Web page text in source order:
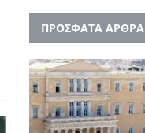
ΠΡΟΣΦΑΤΑ ΑΡΘΡΑ